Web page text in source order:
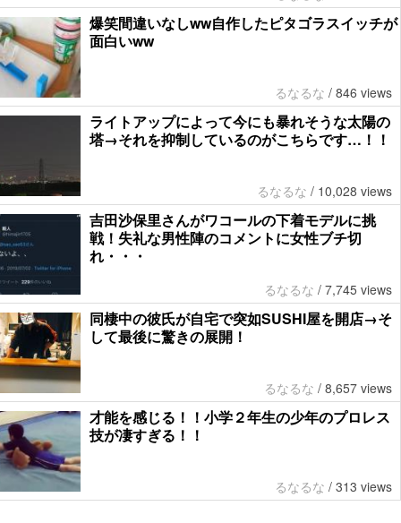
爆笑間違いなしww自作したピタゴラスイッチが
面白いww
るなるな / 846 views
ライトアップによって今にも暴れそうな太陽の
塔→それを抑制しているのがこちらです…！！
るなるな / 10,028 views
吉田沙保里さんがワコールの下着モデルに挑
戦！失礼な男性陣のコメントに女性ブチ切
れ・・・
るなるな / 7,745 views
同棲中の彼氏が自宅で突如SUSHI屋を開店→そ
して最後に驚きの展開！
るなるな / 8,657 views
才能を感じる！！小学２年生の少年のプロレス
技が凄すぎる！！
るなるな / 313 views